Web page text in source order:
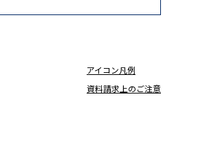
先輩が入学を決めた理由
アイコン凡例
資料請求上のご注意